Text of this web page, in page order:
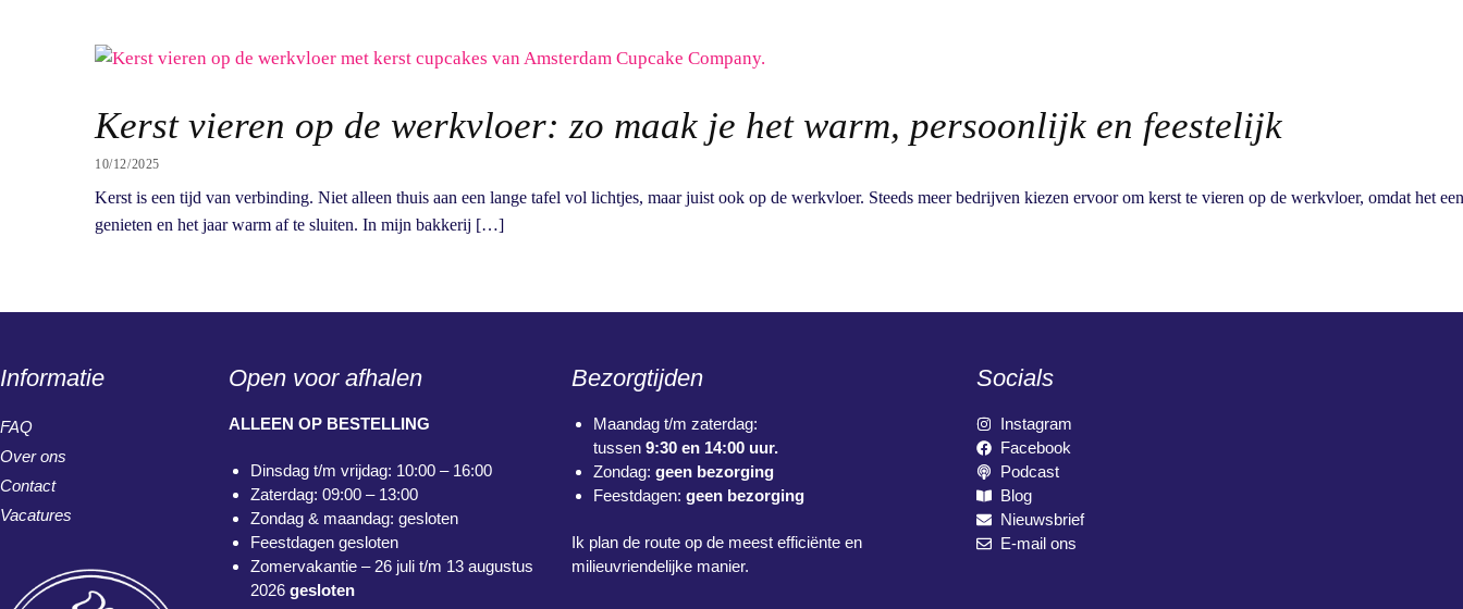
Kerst vieren op de werkvloer: zo maak je het warm, persoonlijk en feestelijk
10/12/2025
Kerst is een tijd van verbinding. Niet alleen thuis aan een lange tafel vol lichtjes, maar juist ook op de werkvloer. Steeds meer bedrijven kiezen ervoor om kerst te vieren op de werkvloer, omdat het
genieten en het jaar warm af te sluiten. In mijn bakkerij […]
Informatie
FAQ
Over ons
Contact
Vacatures
Open voor afhalen
ALLEEN OP BESTELLING
Dinsdag t/m vrijdag: 10:00 – 16:00
Zaterdag: 09:00 – 13:00
Zondag & maandag: gesloten
Feestdagen gesloten
Zomervakantie – 26 juli t/m 13 augustus
2026 gesloten
Bezorgtijden
Maandag t/m zaterdag:
tussen9:30 en 14:00 uur.
Zondag: geen bezorging
Feestdagen: geen bezorging
Ik plan de route op de meest efficiënte en
milieuvriendelijke manier.
Socials
Instagram
Facebook
Podcast
Blog
Nieuwsbrief
E-mail ons